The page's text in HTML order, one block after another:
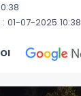
01-07-2025 10:38